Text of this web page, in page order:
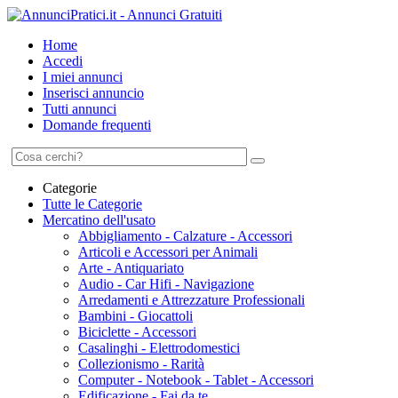
Home
Accedi
I miei annunci
Inserisci annuncio
Tutti annunci
Domande frequenti
Categorie
Tutte le Categorie
Mercatino dell'usato
Abbigliamento - Calzature - Accessori
Articoli e Accessori per Animali
Arte - Antiquariato
Audio - Car Hifi - Navigazione
Arredamenti e Attrezzature Professionali
Bambini - Giocattoli
Biciclette - Accessori
Casalinghi - Elettrodomestici
Collezionismo - Rarità
Computer - Notebook - Tablet - Accessori